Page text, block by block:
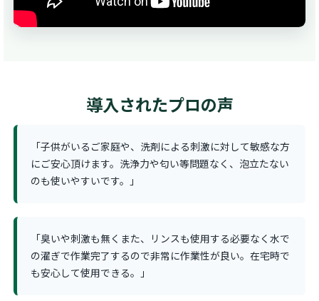
導入されたプロの声
「子供がいるご家庭や、洗剤による刺激に対して敏感な方
にご安心頂けます。洗浄力や匂い等問題なく、泡立たない
のも使いやすいです。」
「臭いや刺激も無くまた、リンスも使用する必要なく水で
の濯ぎで作業完了するので非常に作業性が良い。在宅時で
も安心して使用できる。」